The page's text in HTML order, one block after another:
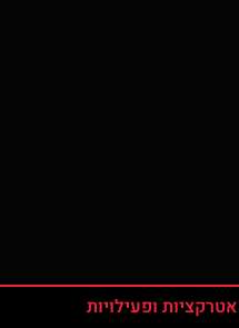
אטרקציות ופעילויות